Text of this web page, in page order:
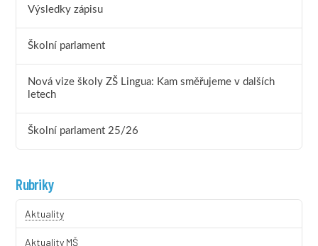
Výsledky zápisu
Školní parlament
Nová vize školy ZŠ Lingua: Kam směřujeme v dalších
letech
Školní parlament 25/26
Rubriky
Aktuality
Aktuality MŠ